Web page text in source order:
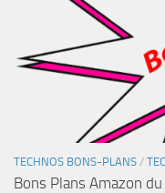
TECHNOS BONS-PLANS /
Bons Plans Amazon